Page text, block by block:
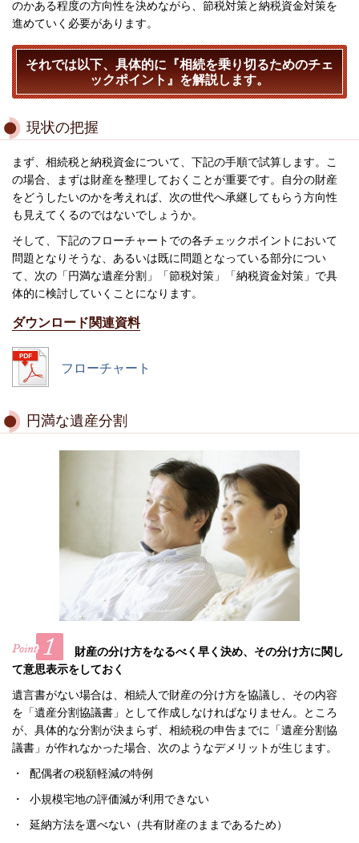
のかある程度の方向性を決めながら、節税対策と納税資金対策を
進めていく必要があります。
それでは以下、具体的に『相続を乗り切るためのチェ
ックポイント』を解説します。
現状の把握
まず、相続税と納税資金について、下記の手順で試算します。こ
の場合、まずは財産を整理しておくことが重要です。自分の財産
をどうしたいのかを考えれば、次の世代へ承継してもらう方向性
も見えてくるのではないでしょうか。
そして、下記のフローチャートでの各チェックポイントにおいて
問題となりそうな、あるいは既に問題となっている部分につい
て、次の「円満な遺産分割」「節税対策」「納税資金対策」で具
体的に検討していくことになります。
ダウンロード関連資料
フローチャート
円満な遺産分割
財産の分け方をなるべく早く決め、その分け方に関し
て意思表示をしておく
遺言書がない場合は、相続人で財産の分け方を協議し、その内容
を「遺産分割協議書」として作成しなければなりません。ところ
が、具体的な分割が決まらず、相続税の申告までに「遺産分割協
議書」が作れなかった場合、次のようなデメリットが生じます。
・ 配偶者の税額軽減の特例
・ 小規模宅地の評価減が利用できない
・ 延納方法を選べない（共有財産のままであるため）